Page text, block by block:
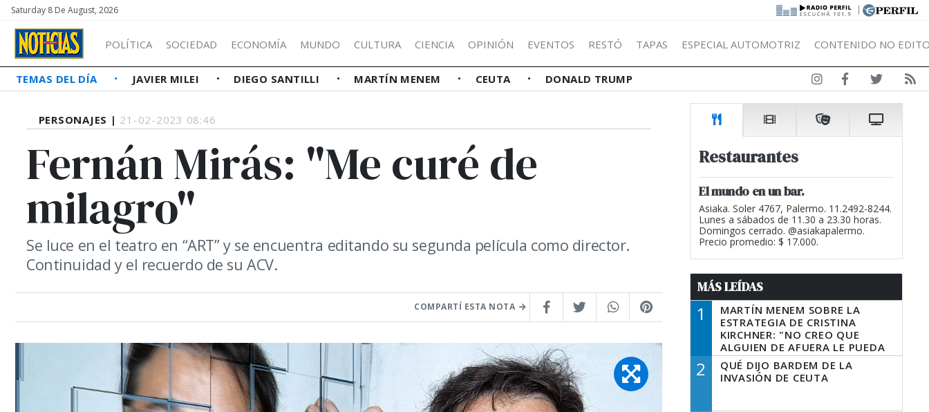
Saturday 8 De August, 2026 |
POLÍTICA SOCIEDAD ECONOMÍA MUNDO CULTURA CIENCIA OPINIÓN EVENTOS RESTÓ TAPAS ESPECIAL AUTOMOTRIZ CONTENIDO NO
TEMAS DEL DÍA JAVIER MILEI DIEGO SANTILLI MARTÍN MENEM CEUTA DONALD TRUMP
PERSONAJES | 21-02-2023 08:46
Fernán Mirás: "Me curé de
milagro"
Se luce en el teatro en “ART” y se encuentra editando su segunda película como director.
Continuidad y el recuerdo de su ACV.
COMPARTÍ ESTA NOTA
Restaurantes
El mundo en un bar.
Asiaka. Soler 4767, Palermo. 11.2492-8244.
Lunes a sábados de 11.30 a 23.30 horas.
Domingos cerrado. @asiakapalermo.
Precio promedio: $ 17.000.
MÁS LEÍDAS
1
MARTÍN MENEM SOBRE LA
ESTRATEGIA DE CRISTINA
KIRCHNER: "NO CREO QUE
ALGUIEN DE AFUERA LE PUEDA
DECIR A LA JUSTICIA LO QUE
TIENE QUE HACER"
2
QUÉ DIJO BARDEM DE LA
INVASIÓN DE CEUTA